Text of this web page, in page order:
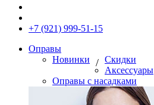
+7 (921) 999-51-15
Оправы
Новинки
/ Скидки
Аксессуары
Оправы с насадками